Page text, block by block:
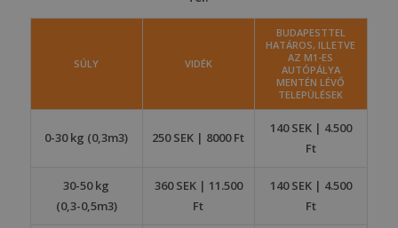
SÚLY VIDÉK
BUDAPESTTEL
HATÁROS, ILLETVE
AZ M1-ES
AUTÓPÁLYA
MENTÉN LÉVŐ
TELEPÜLÉSEK
0-30 kg (0,3m3) 250 SEK | 8000 Ft
140 SEK | 4.500
Ft
30-50 kg
(0,3-0,5m3)
360 SEK | 11.500
Ft
140 SEK | 4.500
Ft